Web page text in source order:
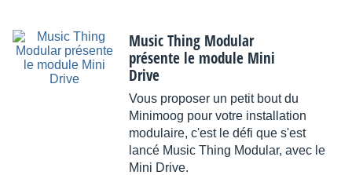
Music Thing Modular
présente le module Mini
Drive
Vous proposer un petit bout du
Minimoog pour votre installation
modulaire, c'est le défi que s'est
lancé Music Thing Modular, avec le
Mini Drive.